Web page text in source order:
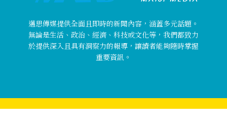
邁思傳媒提供全面且即時的新聞內容，涵蓋多元話題。
無論是生活、政治、經濟、科技或文化等，我們都致力
於提供深入且具有洞察力的報導，讓讀者能夠隨時掌握
重要資訊。